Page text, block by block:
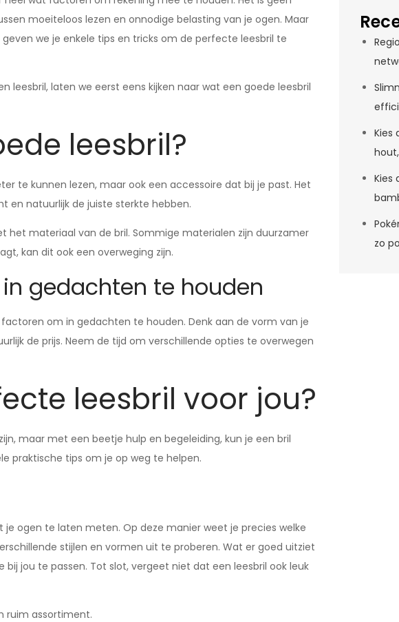
moeiteloos lezen en onnodige belasting van je ogen. Maar
we je enkele tips en tricks om de perfecte leesbril te
leesbril, laten we eerst eens kijken naar wat een goede leesbril
leesbril?
te kunnen lezen, maar ook een accessoire dat bij je past. Het
en natuurlijk de juiste sterkte hebben.
het materiaal van de bril. Sommige materialen zijn duurzamer
kan dit ook een overweging zijn.
gedachten te houden
om in gedachten te houden. Denk aan de vorm van je
de prijs. Neem de tijd om verschillende opties te overwegen
leesbril voor jou?
maar met een beetje hulp en begeleiding, kun je een bril
praktische tips om je op weg te helpen.
je ogen te laten meten. Op deze manier weet je precies welke
stijlen en vormen uit te proberen. Wat er goed uitziet
jou te passen. Tot slot, vergeet niet dat een leesbril ook leuk
ruim assortiment.
Kies
Kies
zo